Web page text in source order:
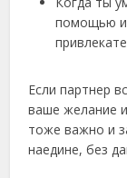
помощью
Если партнер
ваше желание
тоже важно и
наедине, без